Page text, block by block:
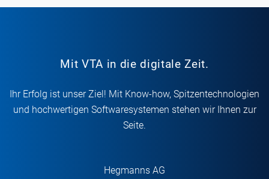
Mit VTA in die digitale Zeit.
Ihr Erfolg ist unser Ziel! Mit Know-how, Spitzentechnologien
und hochwertigen Softwaresystemen stehen wir Ihnen zur
Seite.
Hegmanns AG